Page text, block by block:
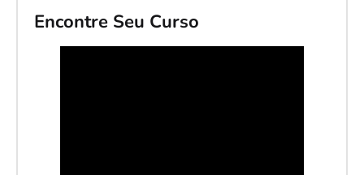
Encontre Seu Curso